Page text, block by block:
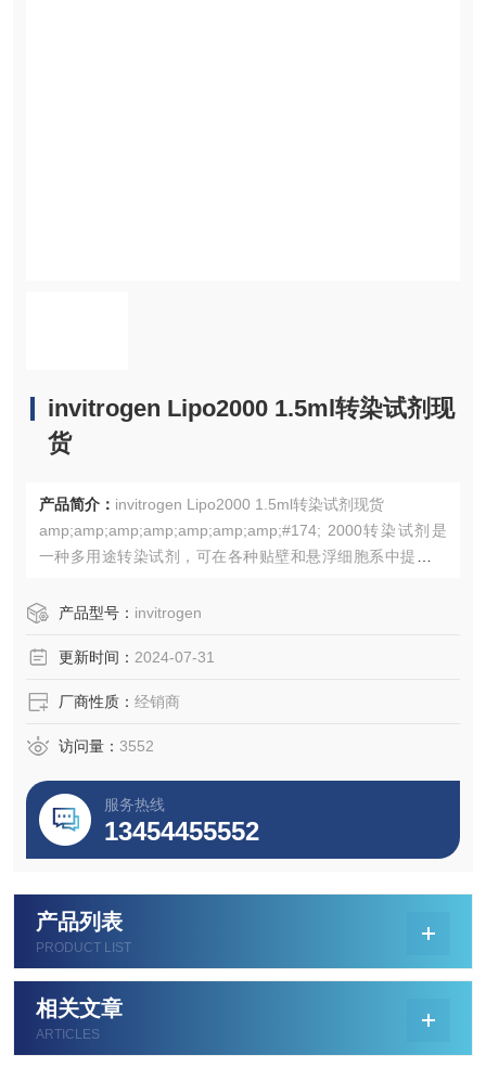
invitrogen Lipo2000 1.5ml转染试剂现
货
产品简介： invitrogen Lipo2000 1.5ml转染试剂现货
amp;amp;amp;amp;amp;amp;amp;#174; 2000转染试剂是
一种多用途转染试剂，可在各种贴壁和悬浮细胞系中提供高
表达研究。 2000是Life Technologies提供的用于siRNA和质
产品型号： invitrogen
更新时间： 2024-07-31
厂商性质： 经销商
访问量： 3552
服务热线
13454455552
产品列表
PRODUCT LIST
相关文章
ARTICLES